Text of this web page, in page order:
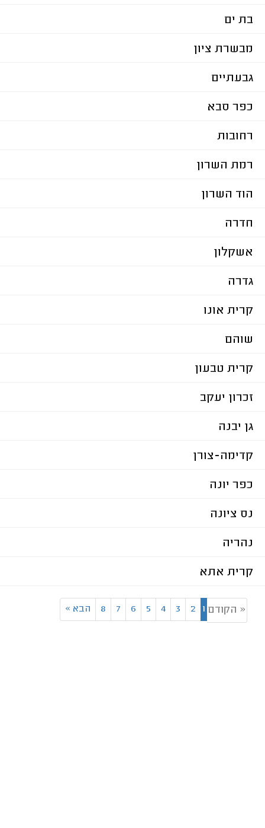
בת ים
מבשרת ציון
גבעתיים
כפר סבא
רחובות
רמת השרון
הוד השרון
חדרה
אשקלון
גדרה
קרית אונו
שוהם
קרית טבעון
זכרון יעקב
גן יבנה
קדימה-צורן
כפר יונה
נס ציונה
נהריה
קרית אתא
« הקודם 1
2
3
4
5
6
7
8 הבא »